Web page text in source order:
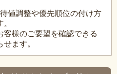
値調整や優先順位の付け方
客様のご要望を確認できる
ます。